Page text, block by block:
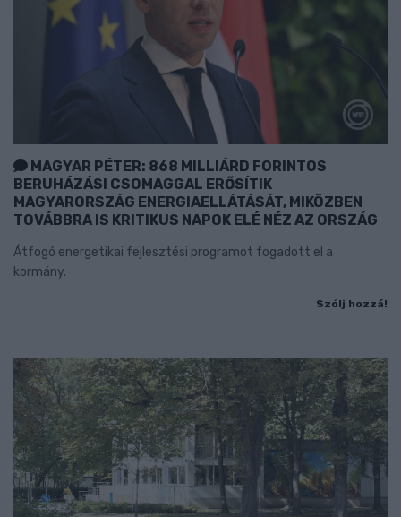
MAGYAR PÉTER: 868 MILLIÁRD FORINTOS
BERUHÁZÁSI CSOMAGGAL ERŐSÍTIK
MAGYARORSZÁG ENERGIAELLÁTÁSÁT, MIKÖZBEN
TOVÁBBRA IS KRITIKUS NAPOK ELÉ NÉZ AZ ORSZÁG
Átfogó energetikai fejlesztési programot fogadott el a
kormány.
Szólj hozzá!